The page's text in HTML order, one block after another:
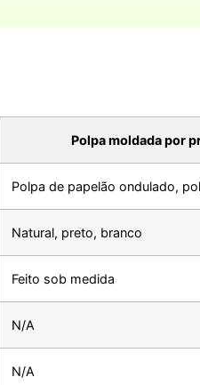
Polpa moldada por
Polpa de papelão ondulado,
Natural, preto, branco
Feito sob medida
N/A
N/A